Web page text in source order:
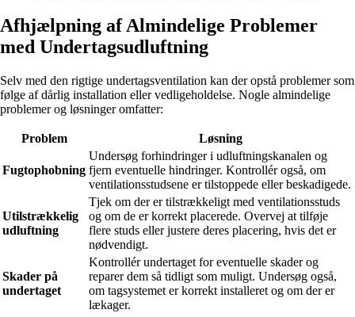
Afhjælpning af Almindelige Problemer
med Undertagsudluftning
Selv med den rigtige undertagsventilation kan der opstå problemer som
følge af dårlig installation eller vedligeholdelse. Nogle almindelige
problemer og løsninger omfatter:
Problem Løsning
Fugtophobning
Undersøg forhindringer i udluftningskanalen og
fjern eventuelle hindringer. Kontrollér også, om
ventilationsstudsene er tilstoppede eller beskadigede.
Utilstrækkelig
udluftning
Tjek om der er tilstrækkeligt med ventilationsstuds
og om de er korrekt placerede. Overvej at tilføje
flere studs eller justere deres placering, hvis det er
nødvendigt.
Skader på
undertaget
Kontrollér undertaget for eventuelle skader og
reparer dem så tidligt som muligt. Undersøg også,
om tagsystemet er korrekt installeret og om der er
lækager.